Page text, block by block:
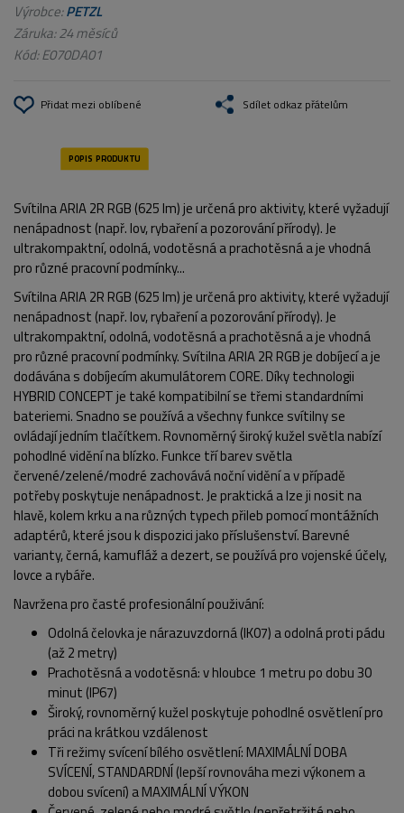
Výrobce:PETZL
Záruka: 24 měsíců
Kód:E070DA01
Přidat mezi oblíbené Sdílet odkaz přátelům
POPIS PRODUKTU
Svítilna ARIA 2R RGB (625 lm) je určená pro aktivity, které vyžadují
nenápadnost (např. lov, rybaření a pozorování přírody). Je
ultrakompaktní, odolná, vodotěsná a prachotěsná a je vhodná
pro různé pracovní podmínky...
Svítilna ARIA 2R RGB (625 lm)je určená pro aktivity, které vyžadují
nenápadnost (např. lov, rybaření a pozorování přírody).Je
ultrakompaktní, odolná, vodotěsná a prachotěsná a je vhodná
pro různé pracovní podmínky. Svítilna ARIA 2R RGB je dobíjecí a je
dodávána s dobíjecím akumulátorem CORE. Díky technologii
HYBRID CONCEPT je také kompatibilní se třemi standardními
bateriemi. Snadno se používá a všechny funkce svítilny se
ovládají jedním tlačítkem. Rovnoměrný široký kužel světla nabízí
pohodlné vidění na blízko. Funkce tří barev světla
červené/zelené/modré zachovává noční vidění a v případě
potřeby poskytuje nenápadnost. Je praktická a lze ji nosit na
hlavě, kolem krku a na různých typech přileb pomocí montážních
adaptérů, které jsou k dispozici jako příslušenství. Barevné
varianty, černá, kamufláž a dezert, se používá pro vojenské účely,
lovce a rybáře.
Navržena pro časté profesionální použivání:
Odolná čelovka je nárazuvzdorná (IK07) a odolná proti pádu
(až 2 metry)
Prachotěsná a vodotěsná: v hloubce 1 metru po dobu 30
minut (IP67)
Široký, rovnoměrný kužel poskytuje pohodlné osvětlení pro
práci na krátkou vzdálenost
Tři režimy svícení bílého osvětlení: MAXIMÁLNÍ DOBA
SVÍCENÍ, STANDARDNÍ (lepší rovnováha mezi výkonem a
dobou svícení) a MAXIMÁLNÍ VÝKON